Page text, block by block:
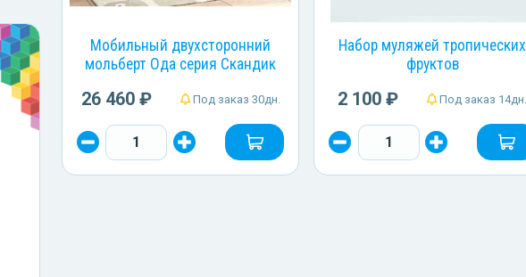
Мобильный двухсторонний
мольберт Ода серия Скандик
26 460 ₽ Под заказ 30дн.
Набор муляжей тропических
фруктов
2 100 ₽ Под заказ 14дн.